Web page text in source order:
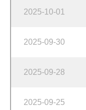
2025-10-01
2025-09-30
2025-09-28
2025-09-25